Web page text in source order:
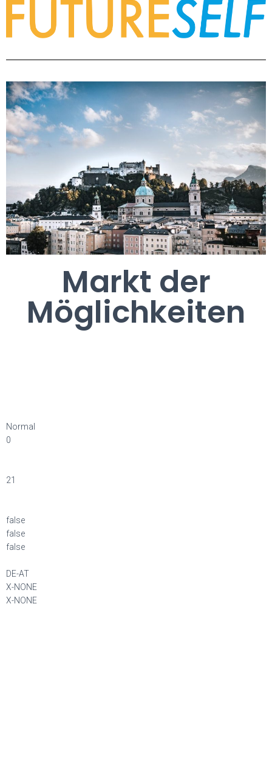
Markt der
Möglichkeiten
Normal
0
21
false
false
false
DE-AT
X-NONE
X-NONE